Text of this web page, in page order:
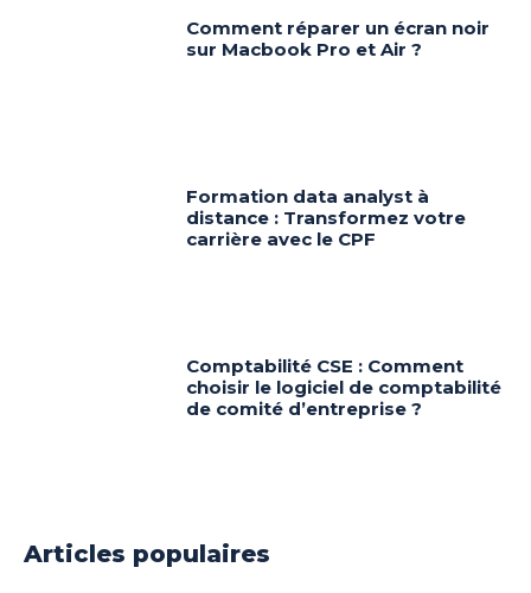
Comment réparer un écran noir
sur Macbook Pro et Air ?
Formation data analyst à
distance : Transformez votre
carrière avec le CPF
Comptabilité CSE : Comment
choisir le logiciel de comptabilité
de comité d’entreprise ?
Articles populaires